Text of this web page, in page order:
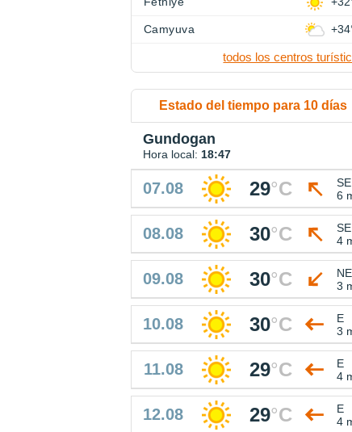
Camyuva
todos los centros
Estado del tiempo para 10 días
Gundogan
Hora local: 18:47
07.08 29°C
SE
6
08.08 30°C
SE
4
09.08 30°C
NE
3
10.08 30°C
E
3
11.08 29°C
E
4
12.08 29°C
E
4